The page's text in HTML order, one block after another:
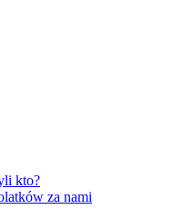
kto?
za nami